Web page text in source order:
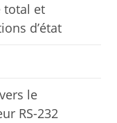
total et
d’état
le
RS-232